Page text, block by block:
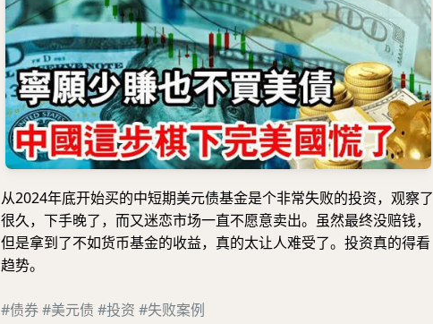
从2024年底开始买的中短期美元债基金是个非常失败的投资，观察了
很久，下手晚了，而又迷恋市场一直不愿意卖出。虽然最终没赔钱，
但是拿到了不如货币基金的收益，真的太让人难受了。投资真的得看
趋势。
#债券#美元债 #投资 #失败案例